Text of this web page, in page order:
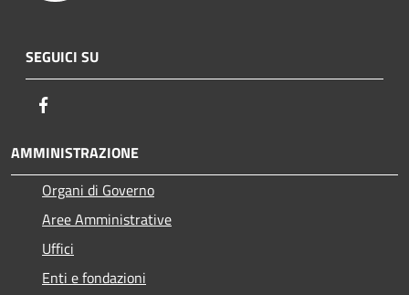
SEGUICI SU
AMMINISTRAZIONE
Organi di Governo
Aree Amministrative
Uffici
Enti e fondazioni